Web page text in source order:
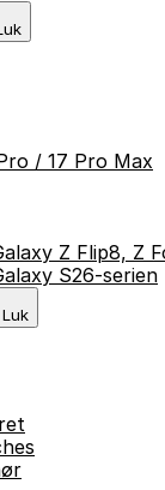
/ 17 Pro Max
Z Flip8, Z
S26-serien
Luk